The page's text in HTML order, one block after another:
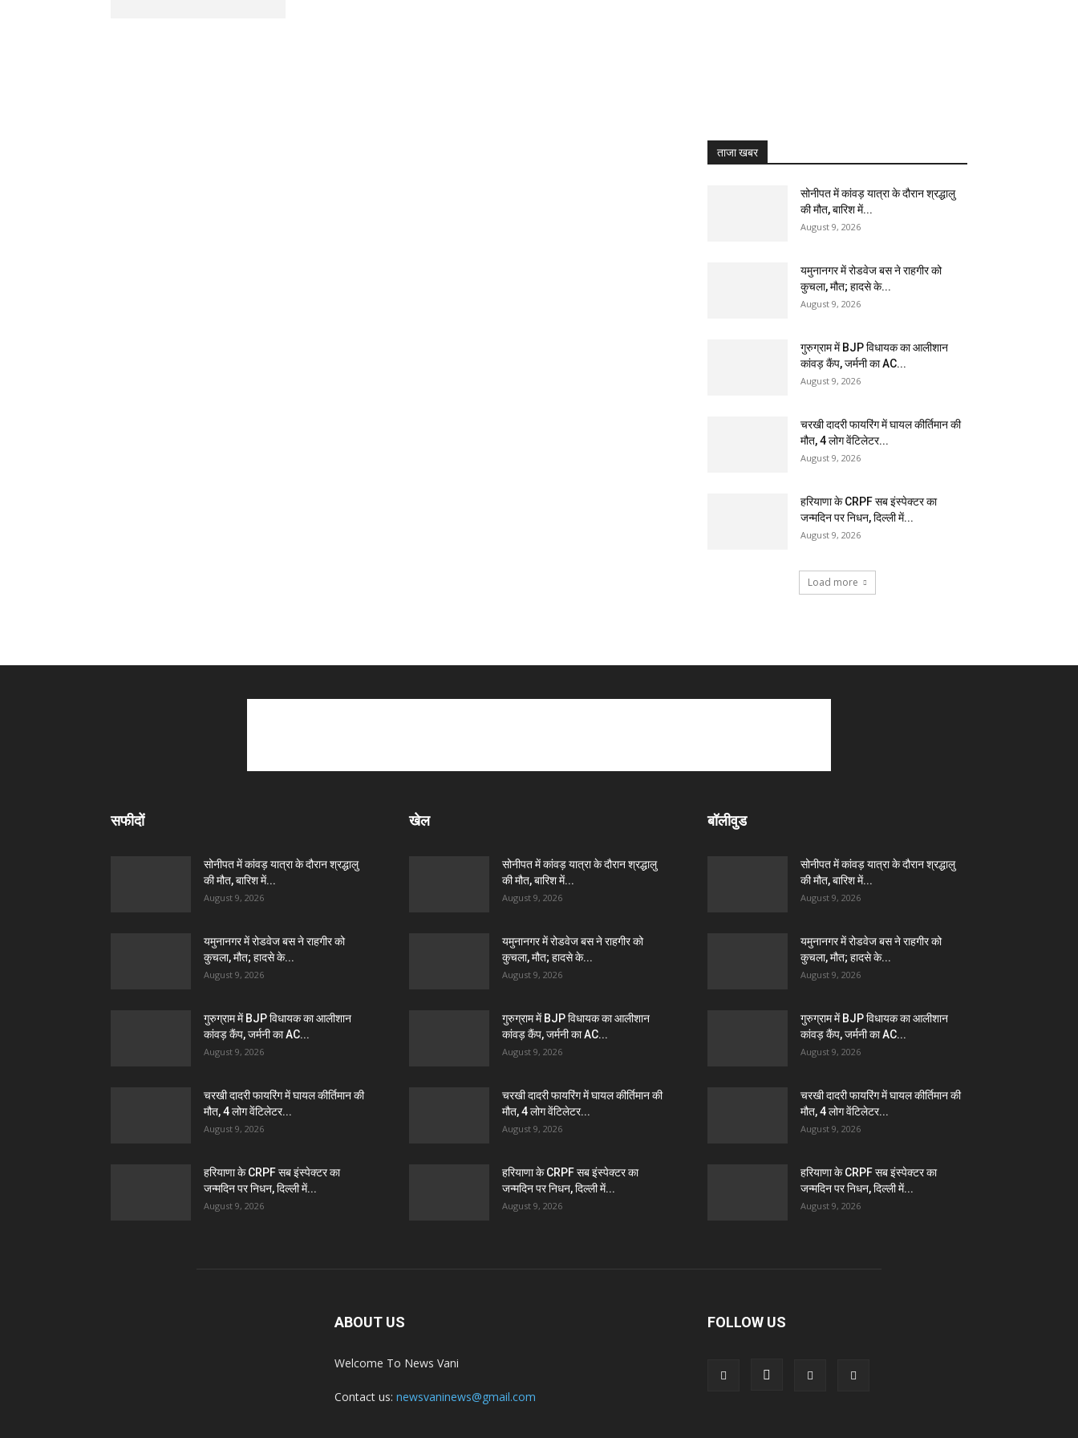
ताजा खबर
सोनीपत में कांवड़ यात्रा के दौरान श्रद्धालु
की मौत, बारिश में...
August 9, 2026
यमुनानगर में रोडवेज बस ने राहगीर को
कुचला, मौत; हादसे के...
August 9, 2026
गुरुग्राम में BJP विधायक का आलीशान
कांवड़ कैंप, जर्मनी का AC...
August 9, 2026
चरखी दादरी फायरिंग में घायल कीर्तिमान की
मौत, 4 लोग वेंटिलेटर...
August 9, 2026
हरियाणा के CRPF सब इंस्पेक्टर का
जन्मदिन पर निधन, दिल्ली में...
August 9, 2026
Load more
सफीदों
सोनीपत में कांवड़ यात्रा के दौरान श्रद्धालु
की मौत, बारिश में...
August 9, 2026
यमुनानगर में रोडवेज बस ने राहगीर को
कुचला, मौत; हादसे के...
August 9, 2026
गुरुग्राम में BJP विधायक का आलीशान
कांवड़ कैंप, जर्मनी का AC...
August 9, 2026
चरखी दादरी फायरिंग में घायल कीर्तिमान की
मौत, 4 लोग वेंटिलेटर...
August 9, 2026
हरियाणा के CRPF सब इंस्पेक्टर का
जन्मदिन पर निधन, दिल्ली में...
August 9, 2026
खेल
सोनीपत में कांवड़ यात्रा के दौरान श्रद्धालु
की मौत, बारिश में...
August 9, 2026
यमुनानगर में रोडवेज बस ने राहगीर को
कुचला, मौत; हादसे के...
August 9, 2026
गुरुग्राम में BJP विधायक का आलीशान
कांवड़ कैंप, जर्मनी का AC...
August 9, 2026
चरखी दादरी फायरिंग में घायल कीर्तिमान की
मौत, 4 लोग वेंटिलेटर...
August 9, 2026
हरियाणा के CRPF सब इंस्पेक्टर का
जन्मदिन पर निधन, दिल्ली में...
August 9, 2026
बॉलीवुड
सोनीपत में कांवड़ यात्रा के दौरान श्रद्धालु
की मौत, बारिश में...
August 9, 2026
यमुनानगर में रोडवेज बस ने राहगीर को
कुचला, मौत; हादसे के...
August 9, 2026
गुरुग्राम में BJP विधायक का आलीशान
कांवड़ कैंप, जर्मनी का AC...
August 9, 2026
चरखी दादरी फायरिंग में घायल कीर्तिमान की
मौत, 4 लोग वेंटिलेटर...
August 9, 2026
हरियाणा के CRPF सब इंस्पेक्टर का
जन्मदिन पर निधन, दिल्ली में...
August 9, 2026
ABOUT US
Welcome To News Vani
Contact us: newsvaninews@gmail.com
FOLLOW US